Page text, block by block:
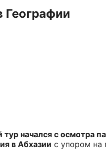
Географии
начался с осмотра
в Абхазии с упором на